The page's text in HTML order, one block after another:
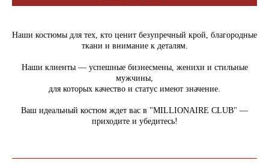
Наши костюмы для тех, кто ценит безупречный крой, благородные
ткани и внимание к деталям.
Наши клиенты — успешные бизнесмены, женихи и стильные
мужчины,
для которых качество и статус имеют значение.
Ваш идеальный костюм ждет вас в "MILLIONAIRE CLUB" —
приходите и убедитесь!